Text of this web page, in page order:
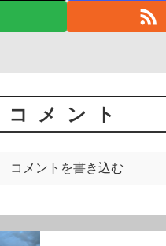
コメント
コメントを書き込む